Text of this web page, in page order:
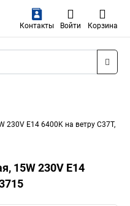
Контакты Войти Корзина
230V E14 6400K на ветру C37T,
15W 230V E14